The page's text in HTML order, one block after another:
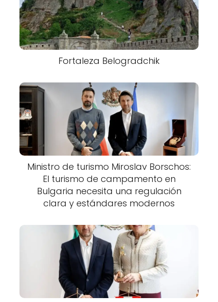
Fortaleza Belogradchik
Ministro de turismo Miroslav Borschos:
El turismo de campamento en
Bulgaria necesita una regulación
clara y estándares modernos